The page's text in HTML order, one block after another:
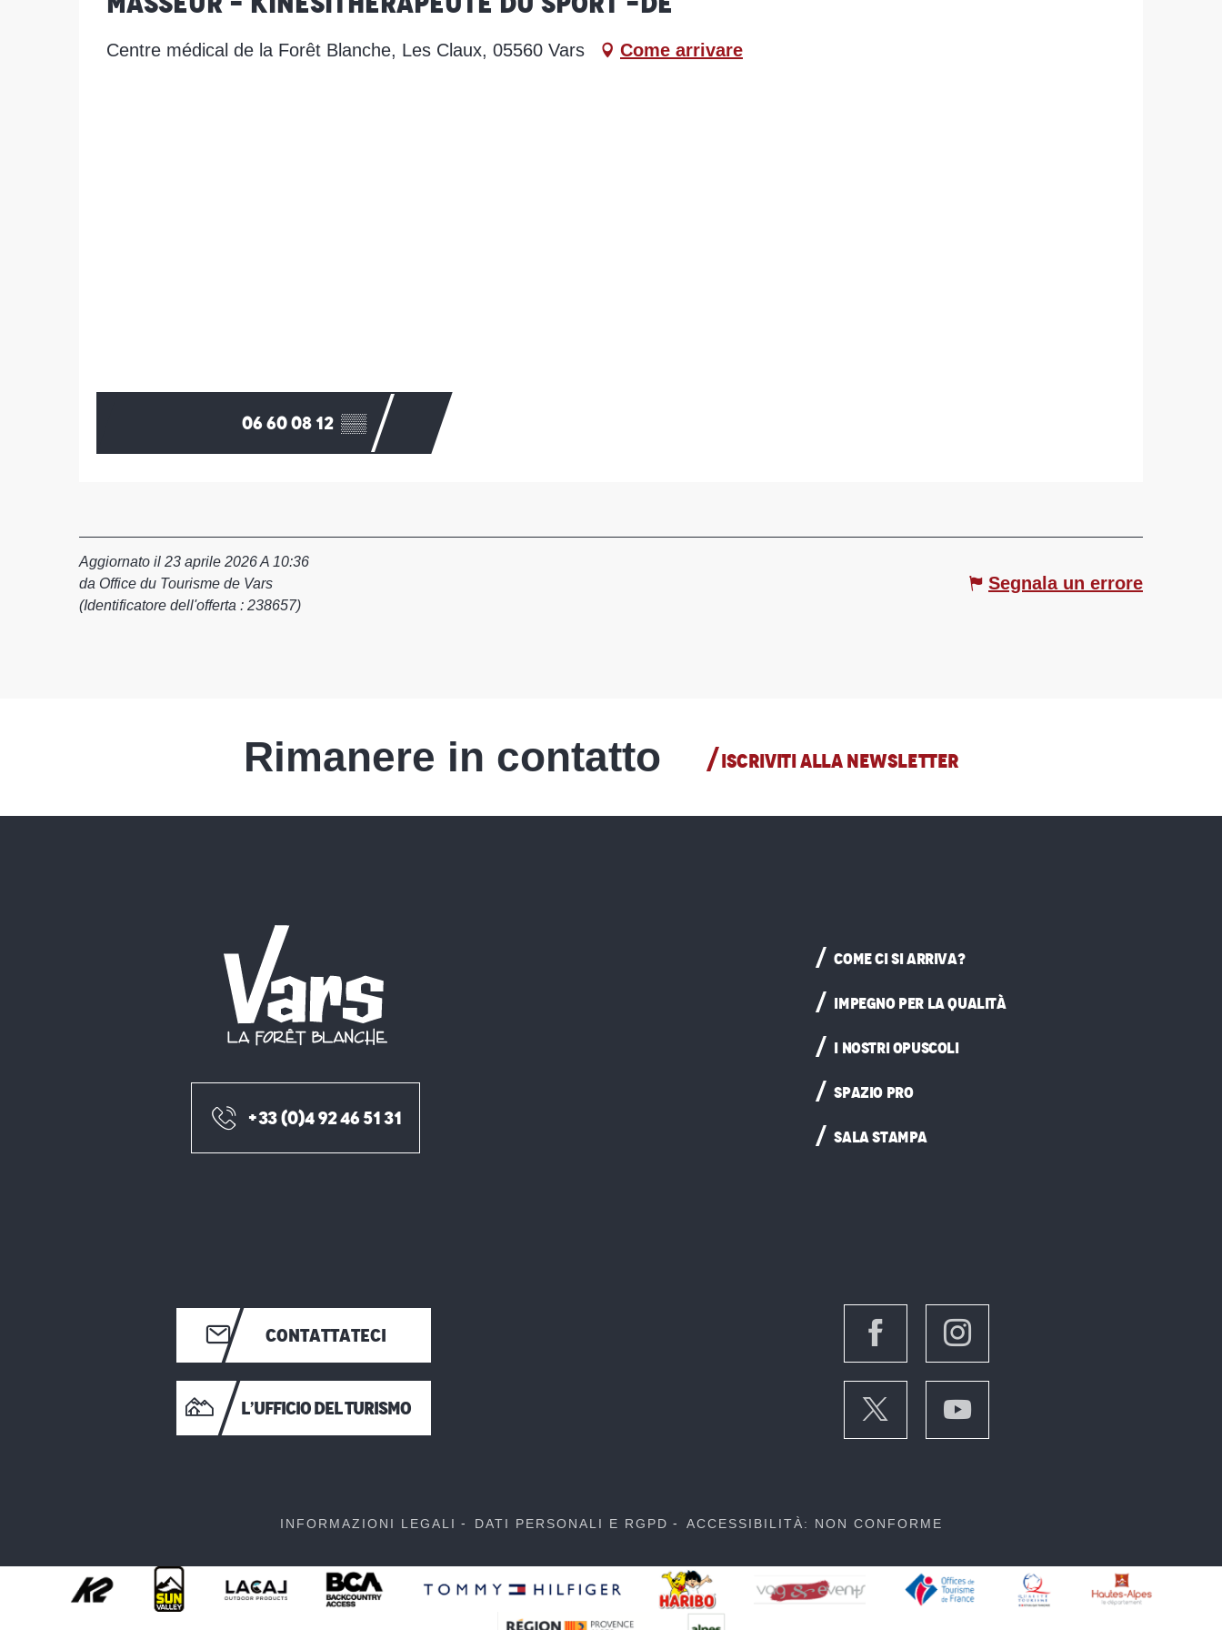
Centre médical de la Forêt Blanche, Les Claux, 05560 Vars Come arrivare
06 60 08 12 ▒▒
Aggiornato il 23 aprile 2026 A 10:36
da Office du Tourisme de Vars
(Identificatore dell'offerta : 238657)
Segnala un errore
Rimanere in contatto ISCRIVITI ALLA NEWSLETTER
+33 (0)4 92 46 51 31
COME CI SI ARRIVA?
IMPEGNO PER LA QUALITÀ
I NOSTRI OPUSCOLI
SPAZIO PRO
SALA STAMPA
CONTATTATECI
L’UFFICIO DEL TURISMO
INFORMAZIONI LEGALI DATI PERSONALI E RGPD ACCESSIBILITÀ: NON CONFORME